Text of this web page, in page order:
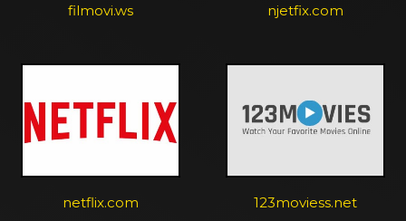
filmovi.ws njetfix.com
netflix.com 123moviess.net